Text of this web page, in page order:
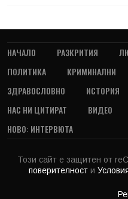
НАЧАЛО РАЗКРИТИЯ
ПОЛИТИКА
КРИМИНАЛНИ
ЗДРАВОСЛОВНО
ИСТОРИЯ
НАС НИ ЦИТИРАТ
ВИДЕО
НОВО: ИНТЕРВЮТА
Този сайт е защитен от
поверителност и